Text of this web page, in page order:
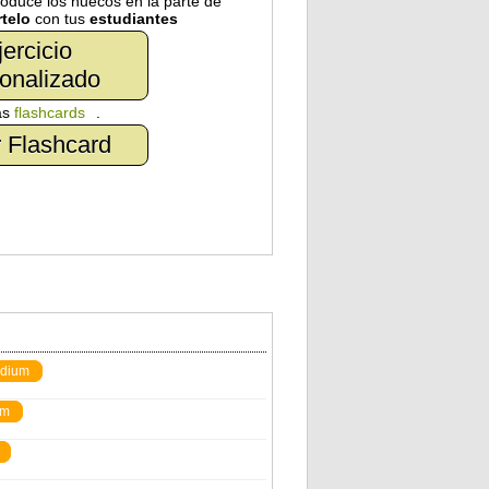
con tus estudiantes
flashcards
Flashcard